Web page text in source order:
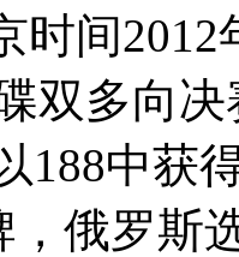
时间
双多向
188中获
，俄罗斯